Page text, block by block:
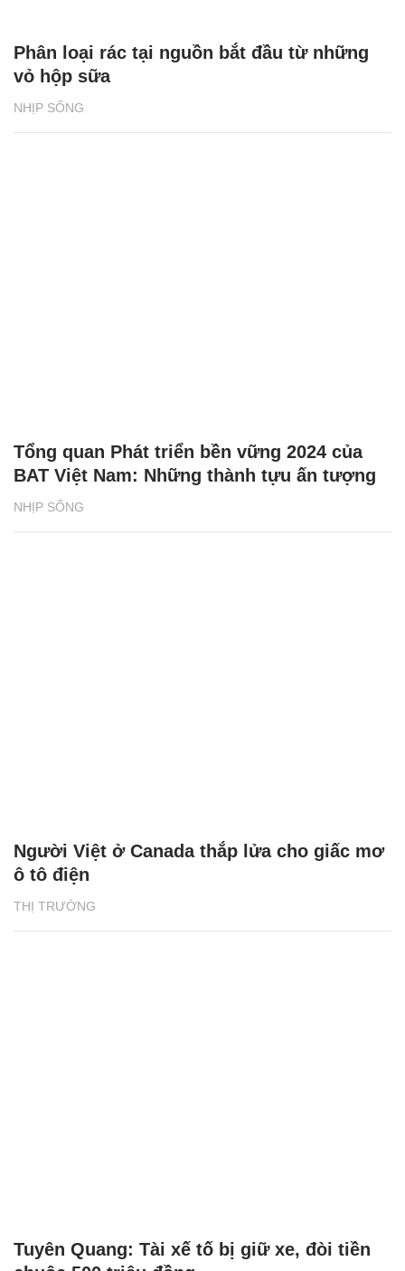
NHỊP SỐNG
Phân loại rác tại nguồn bắt đầu từ những
vỏ hộp sữa
NHỊP SỐNG
Tổng quan Phát triển bền vững 2024 của
BAT Việt Nam: Những thành tựu ấn tượng
THỊ TRƯỜNG
Người Việt ở Canada thắp lửa cho giấc mơ
ô tô điện
Tuyên Quang: Tài xế tố bị giữ xe, đòi tiền